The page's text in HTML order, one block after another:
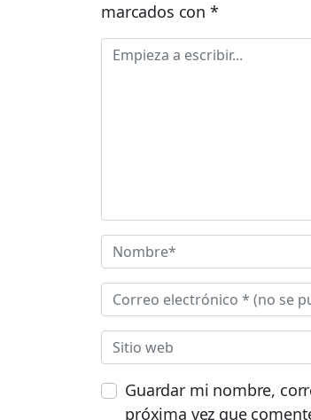
marcados con *
Guardar mi nombre,
próxima vez que